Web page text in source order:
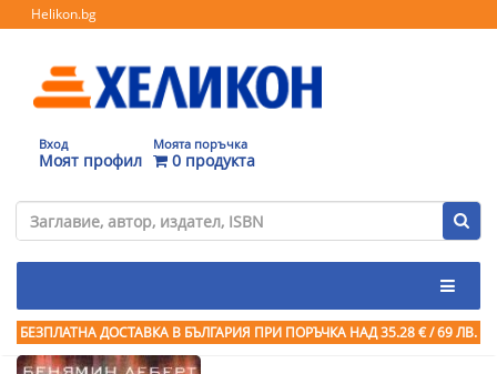
Helikon.bg
Вход
Моят профил
Моята поръчка
0 продукта
БЕЗПЛАТНА ДОСТАВКА В БЪЛГАРИЯ ПРИ ПОРЪЧКА НАД 35.28 € / 69 ЛВ.